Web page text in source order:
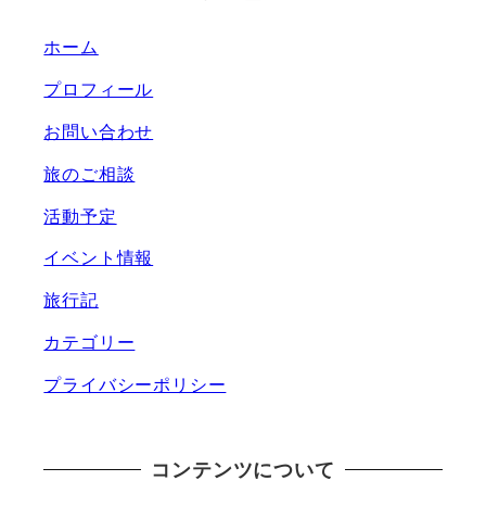
ホーム
プロフィール
お問い合わせ
旅のご相談
活動予定
イベント情報
旅行記
カテゴリー
プライバシーポリシー
コンテンツについて